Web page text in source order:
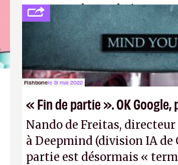
comme «la prochaine
après le World Wide Web et
Pexels / Pixabay)
Fishbonele 31 mai 2022
« Fin de partie ». OK Google,
Nando de Freitas, directeur
à Deepmind (division IA de
partie est désormais «